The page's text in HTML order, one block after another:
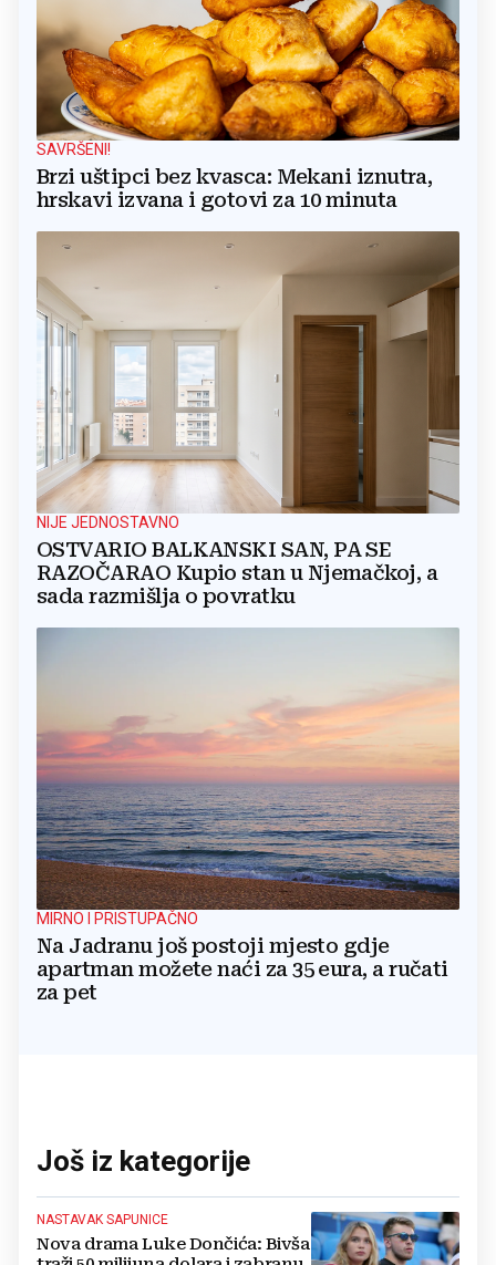
SAVRŠENI!
Brzi uštipci bez kvasca: Mekani iznutra,
hrskavi izvana i gotovi za 10 minuta
NIJE JEDNOSTAVNO
OSTVARIO BALKANSKI SAN, PA SE
RAZOČARAO Kupio stan u Njemačkoj, a
sada razmišlja o povratku
MIRNO I PRISTUPAČNO
Na Jadranu još postoji mjesto gdje
apartman možete naći za 35 eura, a ručati
za pet
Još iz kategorije
NASTAVAK SAPUNICE
Nova drama Luke Dončića: Bivša